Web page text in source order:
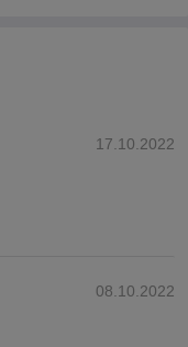
17.10.2022
08.10.2022